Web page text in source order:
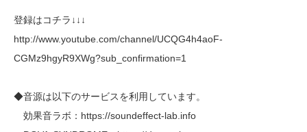
登録はコチラ↓↓↓
http://www.youtube.com/channel/UCQG4h4aoF-
CGMz9hgyR9XWg?sub_confirmation=1
◆音源は以下のサービスを利用しています。
効果音ラボ：https://soundeffect-lab.info